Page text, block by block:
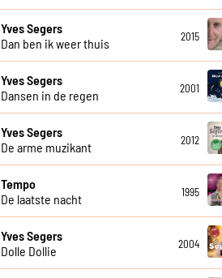
Yves Segers
Dan ben ik weer thuis
2015
Yves Segers
Dansen in de regen
2001
Yves Segers
De arme muzikant
2012
Tempo
De laatste nacht
1995
Yves Segers
Dolle Dollie
2004